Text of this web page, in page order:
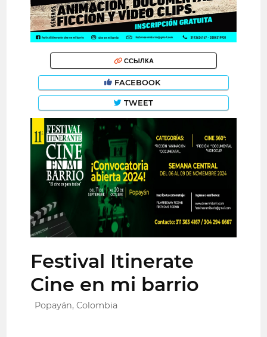
ССЫЛКА
FACEBOOK
TWEET
Festival Itinerate
Cine en mi barrio
Popayán, Colombia